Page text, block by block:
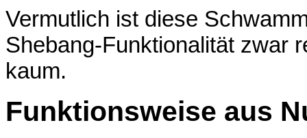
Vermutlich ist diese
Shebang-Funktionalität zwar
kaum.
Funktionsweise aus